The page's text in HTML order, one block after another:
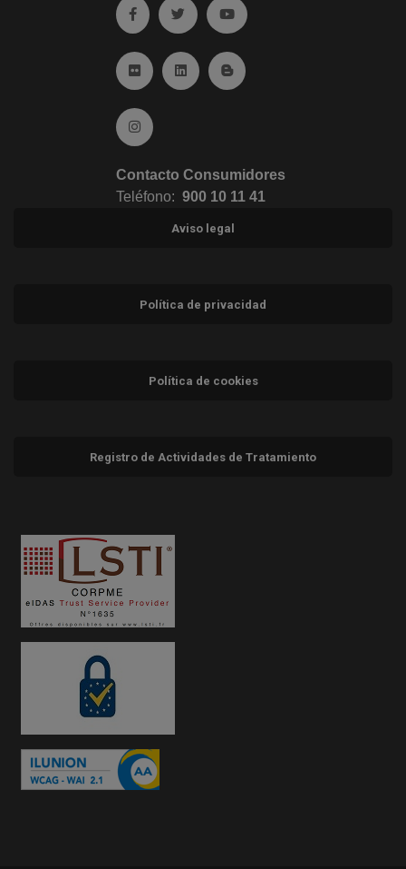
Ir a facebook (abre en ventana nueva)
Ir a twitter (abre en ventana nueva)
Ir a YouTube (abre en
Ir a Flickr (abre en ventana nueva)
Ir a Linkedin (abre en ventana nueva)
Ir al Blog (abre en ventana
Ir a Instagram (abre en ventana nueva)
Contacto Consumidores
Teléfono: 900 10 11 41
Aviso legal
Política de privacidad
Política de cookies
Registro de Actividades de Tratamiento